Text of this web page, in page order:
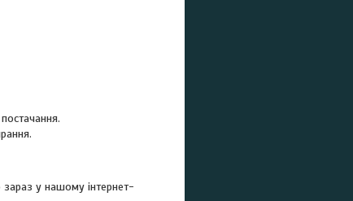
зараз у нашому інтернет-